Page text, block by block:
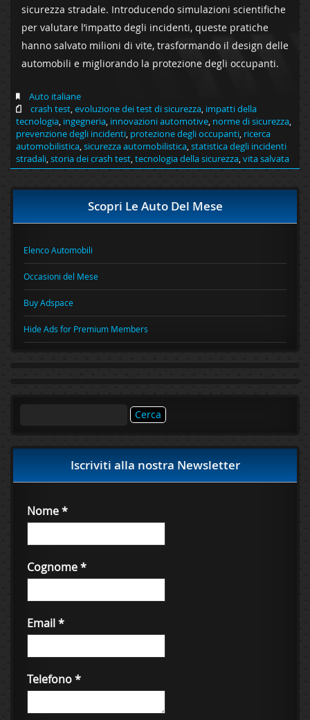
sicurezza stradale. Introducendo simulazioni scientifiche
per valutare l’impatto degli incidenti, queste pratiche
hanno salvato milioni di vite, trasformando il design delle
automobili e migliorando la protezione degli occupanti.
Auto italiane
crash test,evoluzione dei test di sicurezza, impatti della
tecnologia, ingegneria, innovazioni automotive, norme di sicurezza,
prevenzione degli incidenti, protezione degli occupanti, ricerca
automobilistica,sicurezza automobilistica,statistica degli incidenti
stradali,storia dei crash test,tecnologia della sicurezza,vita salvata
Scopri Le Auto Del Mese
Elenco Automobili
Occasioni del Mese
Buy Adspace
Hide Ads for Premium Members
Iscriviti alla nostra Newsletter
Nome*
Cognome*
Email*
Telefono*